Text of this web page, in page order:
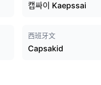
캡싸이 Kaepssai
西班牙文
Capsakid